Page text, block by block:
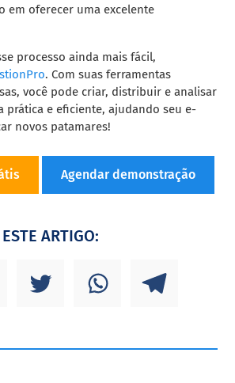
em oferecer uma excelente
processo ainda mais fácil,
. Com suas ferramentas
você pode criar, distribuir e analisar
prática e eficiente, ajudando seu e-
novos patamares!
Agendar demonstração
ARTIGO: